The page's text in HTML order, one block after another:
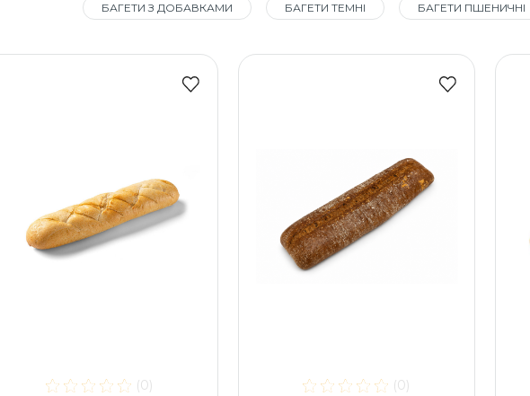
БАГЕТИ З ДОБАВКАМИ БАГЕТИ ТЕМНІ БАГЕТИ ПШЕНИЧНІ
(0) (0)